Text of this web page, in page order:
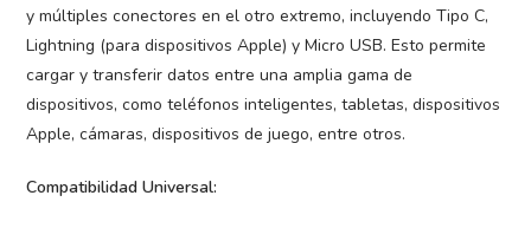
y múltiples conectores en el otro extremo, incluyendo Tipo C,
Lightning (para dispositivos Apple) y Micro USB. Esto permite
cargar y transferir datos entre una amplia gama de
dispositivos, como teléfonos inteligentes, tabletas, dispositivos
Apple, cámaras, dispositivos de juego, entre otros.
Compatibilidad Universal: